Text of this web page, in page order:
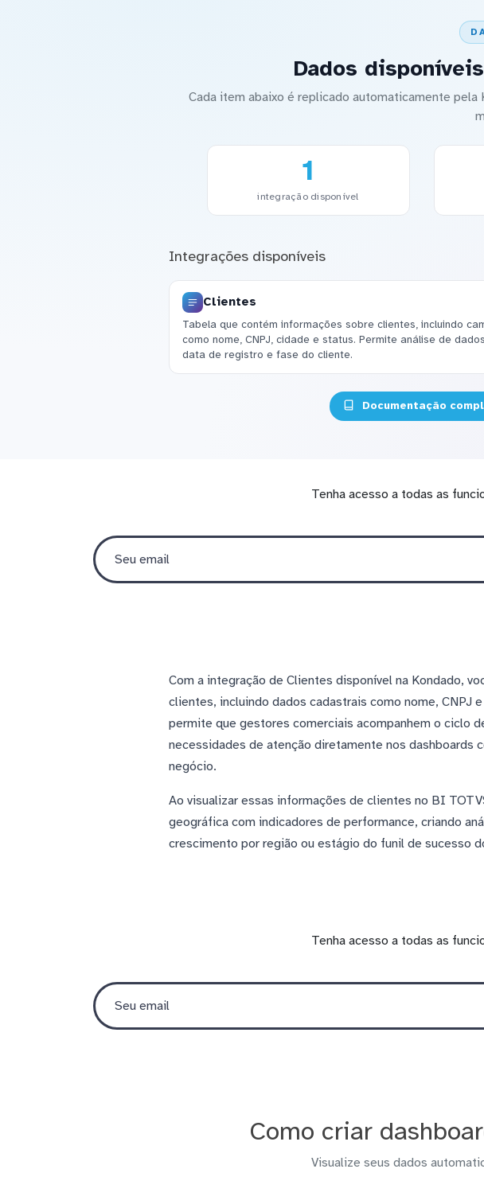
Dados
Cada item abaixo é replicado automaticamente
1
integração disponível
Integrações disponíveis
Clientes
Tabela que contém informações sobre clientes, incluindo
como nome, CNPJ, cidade e status. Permite análise de
data de registro e fase do cliente.
Documentação
Tenha acesso a todas as
Com a integração de Clientes disponível na Kondado,
clientes, incluindo dados cadastrais como nome,
permite que gestores comerciais acompanhem o ciclo
necessidades de atenção diretamente nos
negócio.
Ao visualizar essas informações de clientes no BI
geográfica com indicadores de performance, criando
crescimento por região ou estágio do funil de sucesso
Tenha acesso a todas as
Como criar
Visualize seus dados